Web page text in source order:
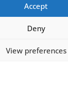
Accept
Deny
View preferences